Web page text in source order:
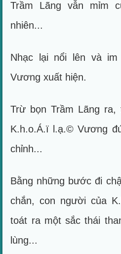
Trầm Lãng vẫn mỉm
nhiên...
Nhạc lại nổi lên và
Vương xuất hiện.
Trừ bọn Trầm Lãng
K.h.o.Á.ï l.ạ.© Vương
chỉnh...
Bằng những bước đi
chắn, con người của
toát ra một sắc thái
lùng...